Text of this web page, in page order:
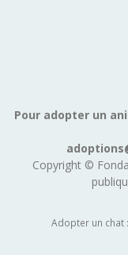
Pour adopter un
Copyright ©
Adopter un chat :